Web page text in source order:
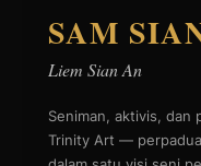
SAM
Liem Sian An
Seniman, aktivis, dan
Trinity Art —